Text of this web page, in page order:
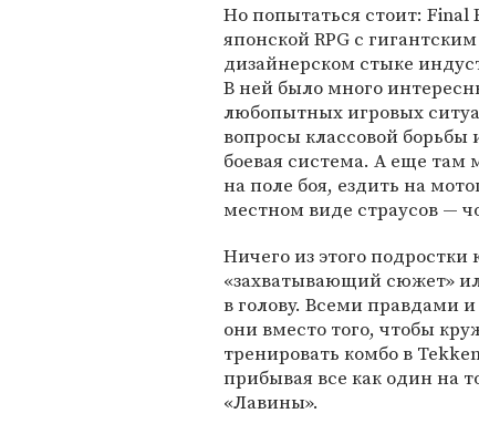
Но попытаться стоит: Final
японской RPG с
дизайнерском стыке
В ней было много
любопытных игровых
вопросы классовой
боевая система. А еще там
на поле боя, ездить на
местном виде страусов —
Ничего из этого
«захватывающий сюжет»
в голову. Всеми правдами
они вместо того, чтобы
тренировать комбо в
прибывая все как один на
«Лавины».